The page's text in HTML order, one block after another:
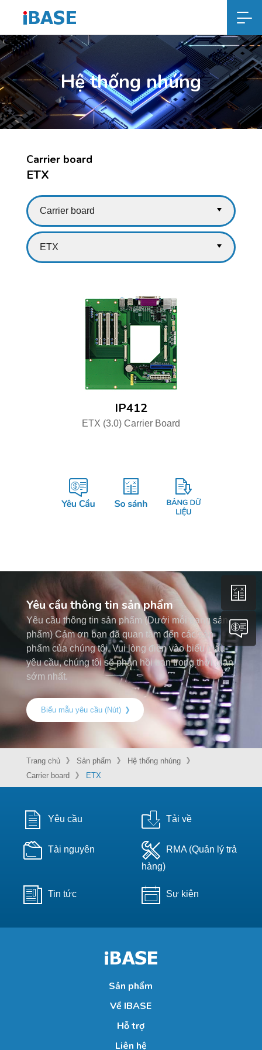
Hệ thống nhúng
Carrier board
ETX
IP412
ETX (3.0) Carrier Board
Yêu cầu thông tin sản phẩm
Yêu cầu thông tin sản phẩm (Dưới mỗi trang sản
phẩm) Cảm ơn bạn đã quan tâm đến các sản
phẩm của chúng tôi. Vui lòng điền vào biểu mẫu
yêu cầu, chúng tôi sẽ phản hồi bạn trong thời gian
sớm nhất.
Biểu mẫu yêu cầu (Nút)
Trang chủ Sản phẩm
Hệ thống nhúng
Carrier board
ETX
Yêu cầu Tải về
Tài nguyên
RMA (Quản lý trả
hàng)
Tin tức Sự kiện
Sản phẩm
Về IBASE
Hỗ trợ
Liên hệ